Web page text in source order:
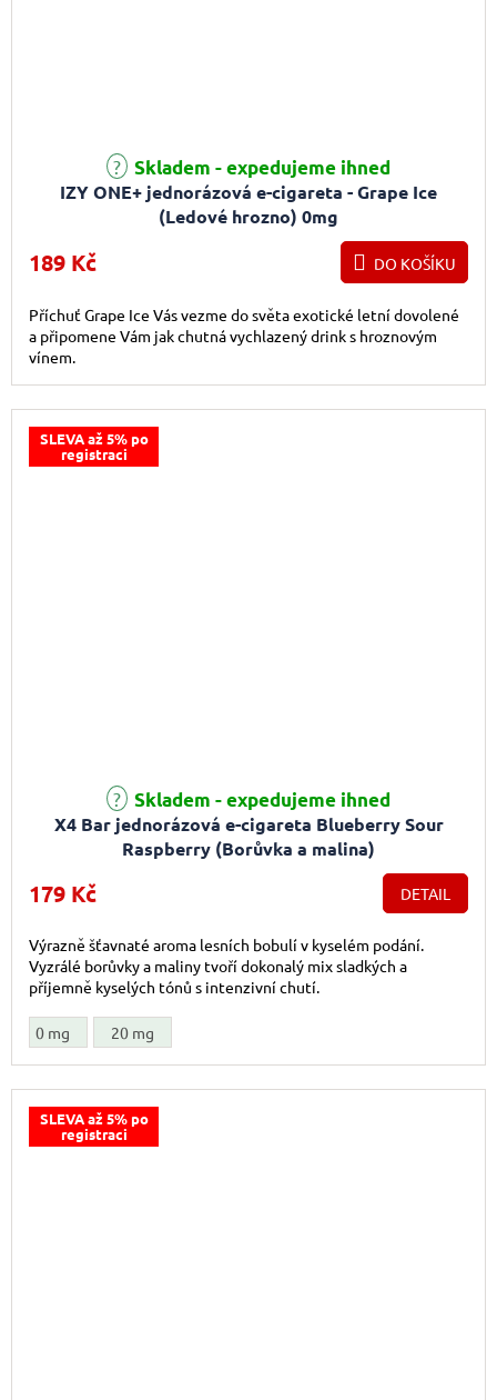
IZY ONE+ jednorázová e-cigareta - Grape Ice
(Ledové hrozno) 0mg
Skladem - expedujeme ihned
189 Kč DO KOŠÍKU
Příchuť Grape Ice Vás vezme do světa exotické letní dovolené
a připomene Vám jak chutná vychlazený drink s hroznovým
vínem.
SLEVA až 5% po
registraci
X4 Bar jednorázová e-cigareta Blueberry Sour
Raspberry (Borůvka a malina)
Průměrné hodnocení produktu je 5,0 z 5 hvězdiček.
Skladem - expedujeme ihned
179 Kč DETAIL
Výrazně šťavnaté aroma lesních bobulí v kyselém podání.
Vyzrálé borůvky a maliny tvoří dokonalý mix sladkých a
příjemně kyselých tónů s intenzivní chutí.
0 mg 20 mg
SLEVA až 5% po
registraci